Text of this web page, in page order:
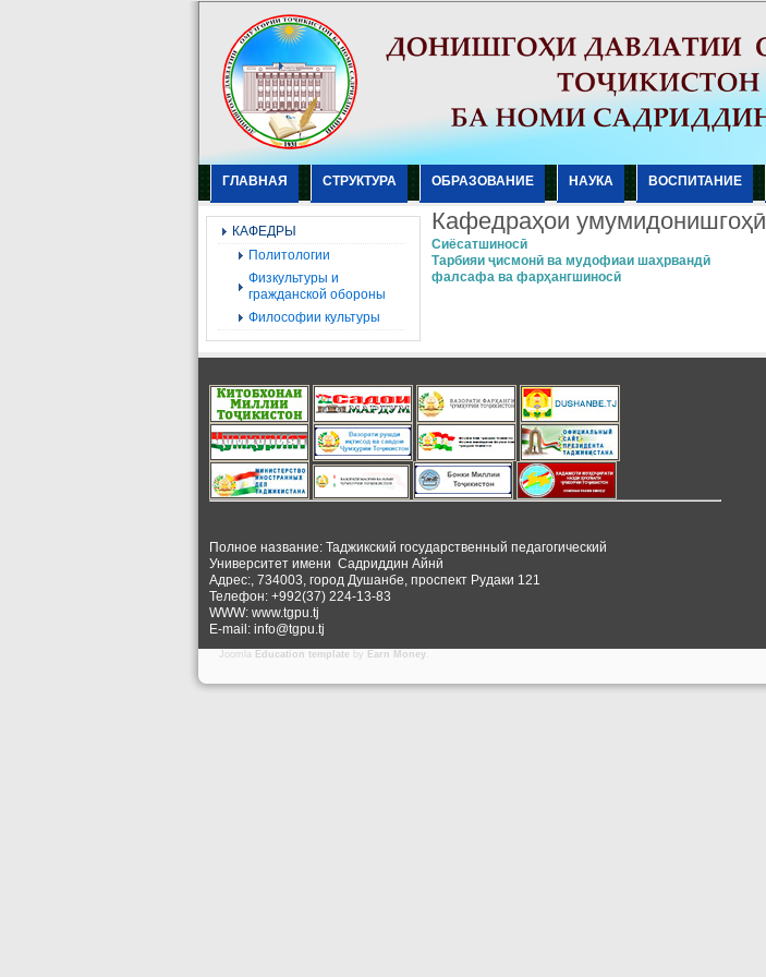
ГЛАВНАЯ СТРУКТУРА ОБРАЗОВАНИЕ НАУКА ВОСПИТАНИЕ
КАФЕДРЫ
Политологии
Физкультуры и
гражданской обороны
Философии культуры
Кафедраҳои умумидонишгоҳӣ
Сиёсатшиносӣ
Тарбияи ҷисмонӣ ва мудофиаи шаҳрвандӣ
фалсафа ва фарҳангшиносӣ
Полное название: Таджикский государственный педагогический
Университет имени Садриддин Айнӣ
Адрес:, 734003, город Душанбе, проспект Рудаки 121
Телефон: +992(37) 224-13-83
WWW: www.tgpu.tj
E-mail: info@tgpu.tj
Joomla Education template by Earn Money.